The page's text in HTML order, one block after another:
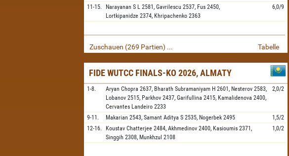
11-15. Narayanan S L 2581,Gavrilescu 2537, Fus 2450,
Lortkipanidze 2374, Khripachenko 2363
6,0/9
Zuschauen (269 Partien) ... Tabelle
FIDE WUTCC FINALS-KO 2026, ALMATY
1-8. Aryan Chopra 2637, Bharath Subramaniyam H 2601, Nesterov 2583,
Lobanov 2515, Parkhov 2437,Garifullina 2415, Kamalidenova 2400,
Cervantes Landeiro 2233
2,0/2
9-11. Makarian 2543,Samant Aditya S 2535, Nogerbek 2495
1,5/2
12-16.
Koustav Chatterjee 2484,Akhmedinov 2400, Kasioumis 2371,
Singgih 2308, Munkhzul 2108
1,0/2